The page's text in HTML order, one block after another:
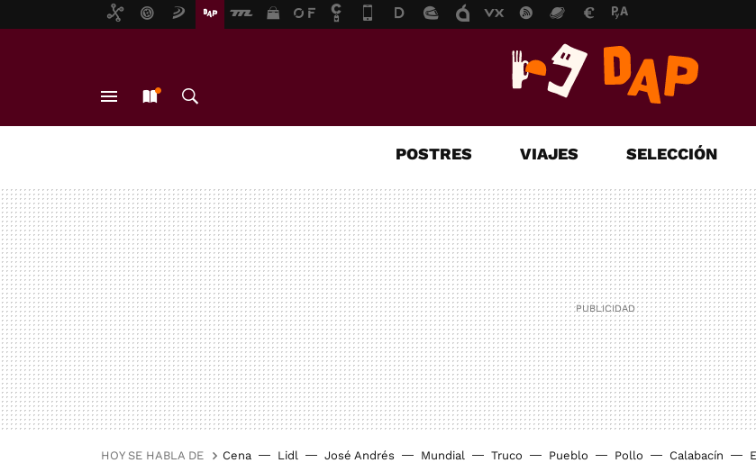
POSTRES VIAJES SELECCIÓN
HOY SE HABLA DE Cena Lidl José Andrés Mundial Truco Pueblo Pollo Calabacín